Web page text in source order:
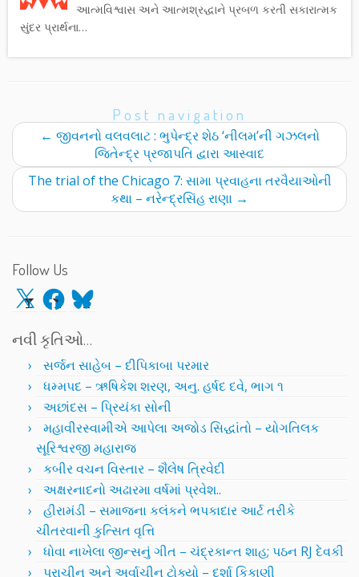
આત્મવિશ્વાસ અને આત્મશ્રદ્ધાને પ્રબળ કરતી સકારાત્મક
સુંદર પ્રાર્થના…
Post navigation
← જીવનનો વલવલાટ : ભુપેન્દ્ર શેઠ ‘નીલમ’ની ગઝલનો
જિતેન્દ્ર પ્રજાપતિ દ્વારા આસ્વાદ
The trial of the Chicago 7: સામા પ્રવાહના તરવૈયાઓની
કથા – નરેન્દ્રસિંહ રાણા →
Follow Us
X Facebook
Bluesky
નવી કૃતિઓ…
સર્જન સાહેબ – દીપિકાબા પરમાર
ધમ્મપદ – ઋષિકેશ શરણ, અનુ. હર્ષદ દવે, ભાગ ૧
અછાંદસ – પ્રિયંકા સોની
મહાવીરસ્વામીએ આપેલા અજોડ સિદ્ધાંતો – યોગતિલક
સૂરિશ્વરજી મહારાજ
કબીર વચન વિસ્તાર – શૈલેષ ત્રિવેદી
અક્ષરનાદનો અઢારમા વર્ષમાં પ્રવેશ..
હીરામંડી – સમાજના કલંકને ભપકાદાર આર્ટ તરીકે
ચીતરવાની કુત્સિત વૃત્તિ
ધોવા નાખેલા જીન્સનું ગીત – ચંદ્રકાન્ત શાહ; પઠન RJ દેવકી
પ્રાચીન અને અર્વાચીન ટોક્યો – દર્શા કિકાણી